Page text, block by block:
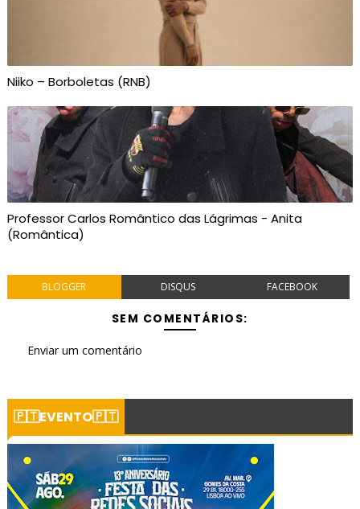
Niiko – Borboletas (RNB)
Professor Carlos Romântico das Lágrimas - Anita
(Romântica)
BLOGGER DISQUS FACEBOOK
SEM COMENTÁRIOS:
Enviar um comentário
🇵🇹EVENTO🇵🇹